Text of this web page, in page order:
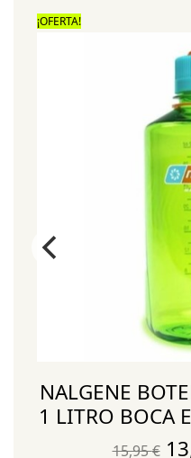
¡OFERTA!
NALGENE
1 LITRO BOCA
15,95€ El